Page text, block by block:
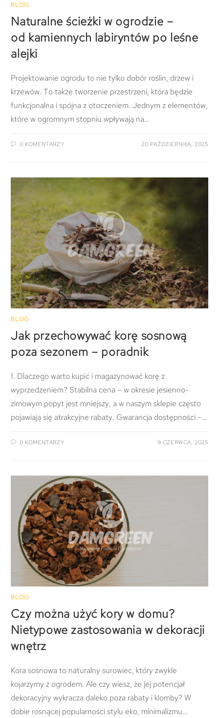
BLOG
Naturalne ścieżki w ogrodzie –
od kamiennych labiryntów po leśne
alejki
Projektowanie ogrodu to nie tylko dobór roślin, drzew i
krzewów. To także tworzenie przestrzeni, która będzie
funkcjonalna i spójna z otoczeniem. Jednym z elementów,
które w ogromnym stopniu wpływają na…
0 KOMENTARZY 20 PAŹDZIERNIKA, 2025
BLOG
Jak przechowywać korę sosnową
poza sezonem – poradnik
1. Dlaczego warto kupić i magazynować korę z
wyprzedzeniem? Stabilna cena – w okresie jesienno-
zimowym popyt jest mniejszy, a w naszym sklepie często
pojawiają się atrakcyjne rabaty. Gwarancja dostępności –…
0 KOMENTARZY 9 CZERWCA, 2025
BLOG
Czy można użyć kory w domu?
Nietypowe zastosowania w dekoracji
wnętrz
Kora sosnowa to naturalny surowiec, który zwykle
kojarzymy z ogrodem. Ale czy wiesz, że jej potencjał
dekoracyjny wykracza daleko poza rabaty i klomby? W
dobie rosnącej popularności stylu eko, minimalizmu…